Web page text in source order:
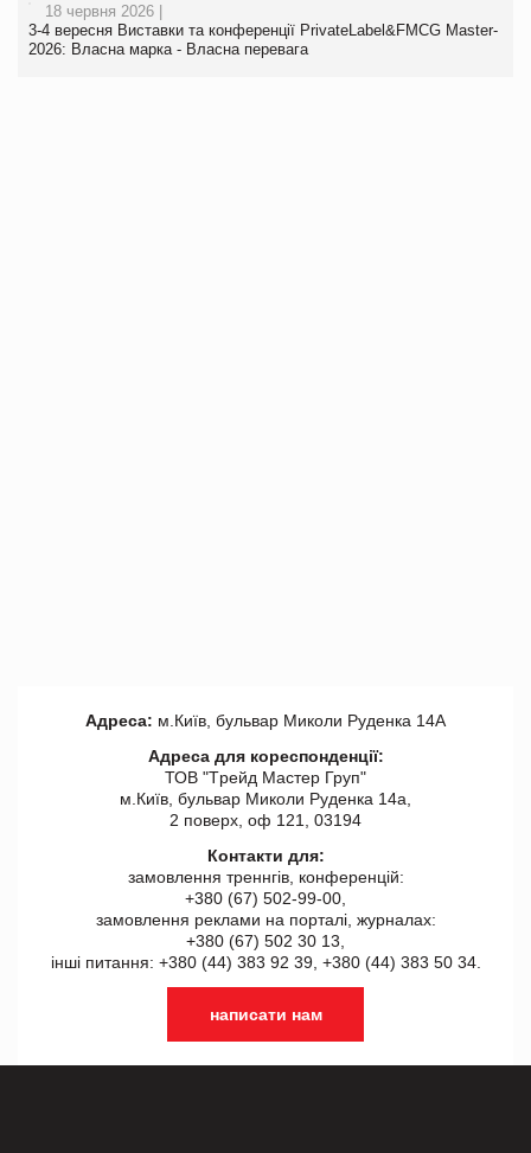
18 червня 2026 |
3-4 вересня Виставки та конференції PrivateLabel&FMCG Master-
2026: Власна марка - Власна перевага
Адреса: м.Київ, бульвар Миколи Руденка 14А
Адреса для кореспонденції:
ТОВ "Tрейд Мастер Груп"
м.Київ, бульвар Миколи Руденка 14а,
2 поверх, оф 121, 03194
Контакти для:
замовлення треннгів, конференцій:
+380 (67) 502-99-00,
замовлення реклами на порталі, журналах:
+380 (67) 502 30 13,
інші питання: +380 (44) 383 92 39, +380 (44) 383 50 34.
написати нам